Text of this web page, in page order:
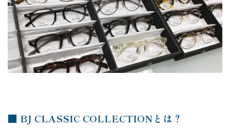
■ BJ CLASSIC COLLECTIONとは？